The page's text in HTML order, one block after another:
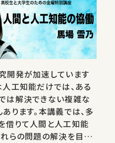
開発が加速しています
工知能だけでは、ある
は解決できない複雑な
ります。本講義では、多
借りて人間と人工知能
れらの問題の解決を目指